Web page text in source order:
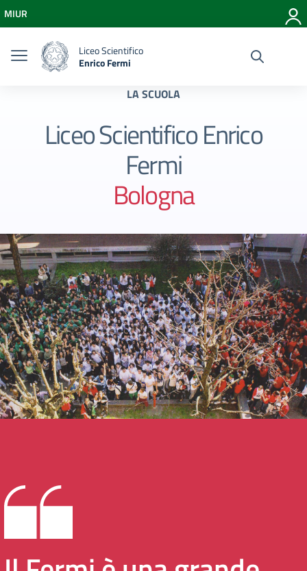
Vai al menu di navigazione
Vai al footer
MIUR
Liceo Scientifico
Enrico Fermi
LA SCUOLA
Liceo Scientifico Enrico
Fermi
Bologna